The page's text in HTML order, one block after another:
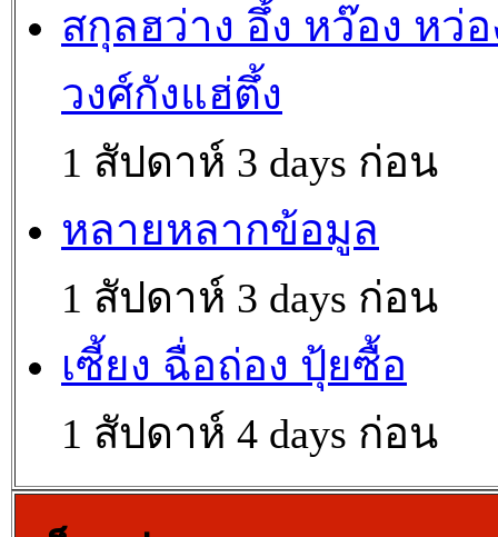
สกุลฮว่าง อึ้ง หว๊อง หว่อ
วงศ์กังแฮ่ตึ้ง
1 สัปดาห์ 3 days ก่อน
หลายหลากข้อมูล
1 สัปดาห์ 3 days ก่อน
เซี้ยง ฉื่อถ่อง ปุ้ยซื้อ
1 สัปดาห์ 4 days ก่อน